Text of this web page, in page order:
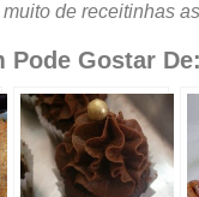
de receitinhas
Pode Gostar De: